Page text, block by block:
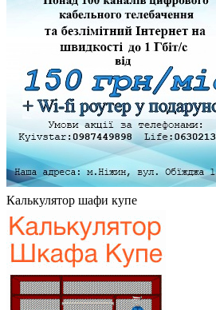
Калькулятор шафи купе